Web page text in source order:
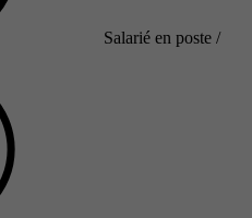
Salarié en poste /